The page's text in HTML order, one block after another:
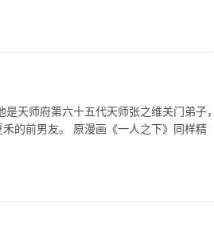
天师府第六十五代天师张之维关门弟子，
的前男友。 原漫画《一人之下》同样精